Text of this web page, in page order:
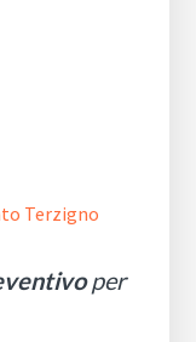
Terzigno
per